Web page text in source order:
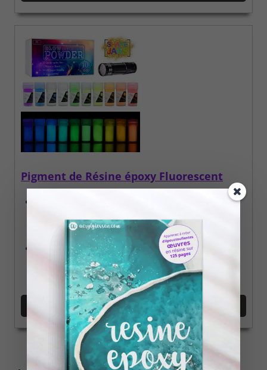
Pigment de Résine époxy Fluorescent
lumière pendant la journée et brillent ensuite la
nuit en couleurs néon
Vous pouvez obtenir un effet lumineux encore plus
fort sous la lumière noire / UV.
Voir sur Amazon